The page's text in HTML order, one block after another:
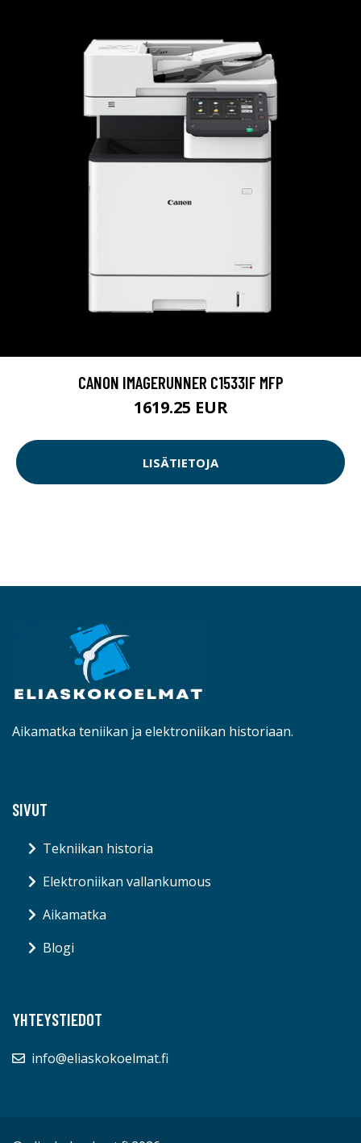
CANON IMAGERUNNER C1533IF MFP
1619.25 EUR
LISÄTIETOJA
Aikamatka teniikan ja elektroniikan historiaan.
SIVUT
Tekniikan historia
Elektroniikan vallankumous
Aikamatka
Blogi
YHTEYSTIEDOT
info@eliaskokoelmat.fi